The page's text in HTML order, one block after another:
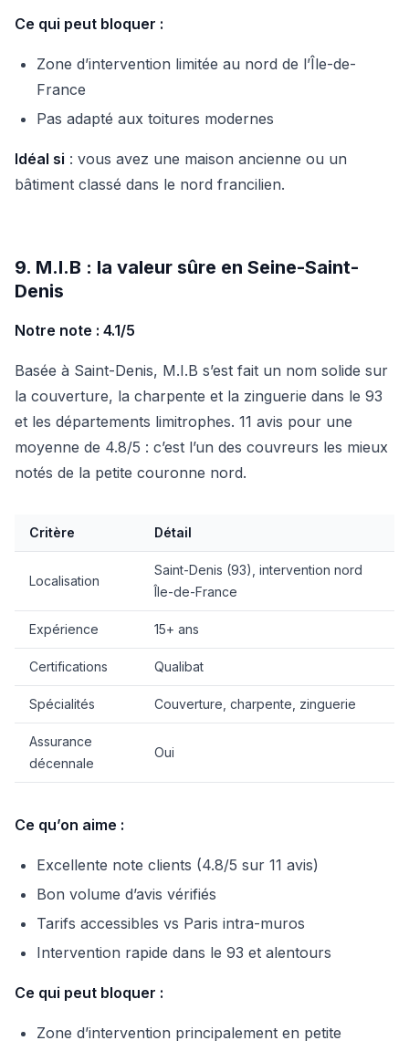
Ce qui peut bloquer :
Zone d’intervention limitée au nord de l’Île-de-
France
Pas adapté aux toitures modernes
Idéal si : vous avez une maison ancienne ou un
bâtiment classé dans le nord francilien.
9. M.I.B : la valeur sûre en Seine-Saint-
Denis
Notre note : 4.1/5
Basée à Saint-Denis, M.I.B s’est fait un nom solide sur
la couverture, la charpente et la zinguerie dans le 93
et les départements limitrophes. 11 avis pour une
moyenne de 4.8/5 : c’est l’un des couvreurs les mieux
notés de la petite couronne nord.
Critère Détail
Localisation
Saint-Denis (93), intervention nord
Île-de-France
Expérience 15+ ans
Certifications Qualibat
Spécialités Couverture, charpente, zinguerie
Assurance
décennale
Oui
Ce qu’on aime :
Excellente note clients (4.8/5 sur 11 avis)
Bon volume d’avis vérifiés
Tarifs accessibles vs Paris intra-muros
Intervention rapide dans le 93 et alentours
Ce qui peut bloquer :
Zone d’intervention principalement en petite